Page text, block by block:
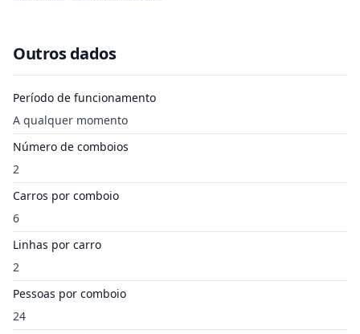
Outros dados
Período de funcionamento
A qualquer momento
Número de comboios
2
Carros por comboio
6
Linhas por carro
2
Pessoas por comboio
24